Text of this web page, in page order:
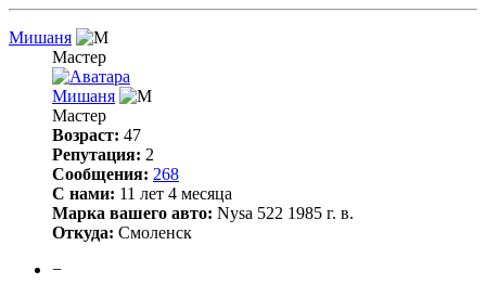
Мишаня
Мастер
Мишаня
Мастер
Возраст: 47
Репутация: 2
Сообщения: 268
С нами: 11 лет 4 месяца
Марка вашего авто: Nysa 522 1985 г. в.
Откуда: Смоленск
−